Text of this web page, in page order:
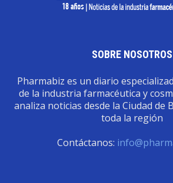
SOBRE NOSOTROS
Pharmabiz es un diario
de la industria farmacéutica y
analiza noticias desde la Ciudad de
toda la región
Contáctanos: